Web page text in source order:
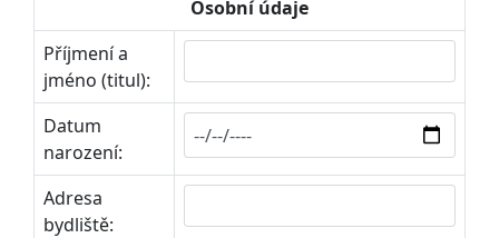
Osobní údaje
Příjmení a
jméno (titul):
Datum
narození:
Adresa
bydliště: